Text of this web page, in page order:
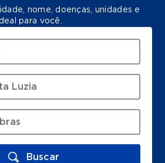
nome, doenças, unidades e
para você.
Buscar